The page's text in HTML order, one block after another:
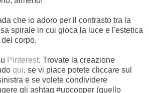
che io adoro per il contrasto tra la
spirale in cui gioca la luce e l'estetica
corpo.
Pinterest. Trovate la creazione
qui, se vi piace potete cliccare sul
e se volete condividere
gli ashtag #upcopper (quello